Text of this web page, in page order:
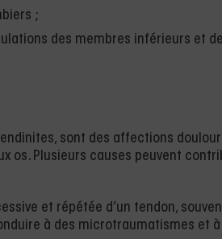
;
des membres inférieurs et
sont des affections
os. Plusieurs causes peuvent
et répétée d’un tendon,
à des microtraumatismes et